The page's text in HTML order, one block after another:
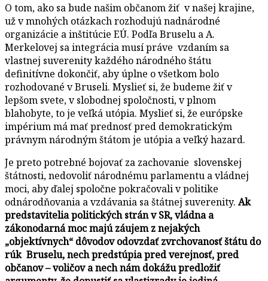
O tom, ako sa bude našim občanom žiť v našej krajine,
už v mnohých otázkach rozhodujú nadnárodné
organizácie a inštitúcie EÚ. Podľa Bruselu a A.
Merkelovej sa integrácia musí práve vzdaním sa
vlastnej suverenity každého národného štátu
definitívne dokončiť, aby úplne o všetkom bolo
rozhodované v Bruseli. Myslieť si, že budeme žiť v
lepšom svete, v slobodnej spoločnosti, v plnom
blahobyte, to je veľká utópia. Myslieť si, že európske
impérium má mať prednosť pred demokratickým
právnym národným štátom je utópia a veľký hazard.
Je preto potrebné bojovať za zachovanie slovenskej
štátnosti, nedovoliť národnému parlamentu a vládnej
moci, aby ďalej spoločne pokračovali v politike
odnárodňovania a vzdávania sa štátnej suverenity. Ak
predstavitelia politických strán v SR, vládna a
zákonodarná moc majú záujem z nejakých
„objektívnych“ dôvodov odovzdať zvrchovanosť štátu do
rúk Bruselu, nech predstúpia pred verejnosť, pred
občanov – voličov a nech nám dokážu predložiť